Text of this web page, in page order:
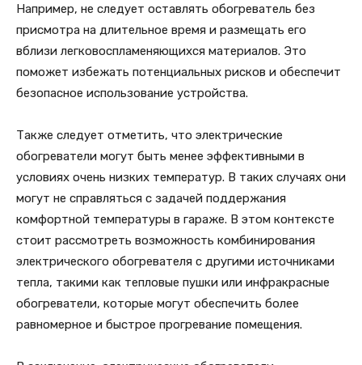
Например, не следует оставлять обогреватель без
присмотра на длительное время и размещать его
вблизи легковоспламеняющихся материалов. Это
поможет избежать потенциальных рисков и обеспечит
безопасное использование устройства.
Также следует отметить, что электрические
обогреватели могут быть менее эффективными в
условиях очень низких температур. В таких случаях они
могут не справляться с задачей поддержания
комфортной температуры в гараже. В этом контексте
стоит рассмотреть возможность комбинирования
электрического обогревателя с другими источниками
тепла, такими как тепловые пушки или инфракрасные
обогреватели, которые могут обеспечить более
равномерное и быстрое прогревание помещения.